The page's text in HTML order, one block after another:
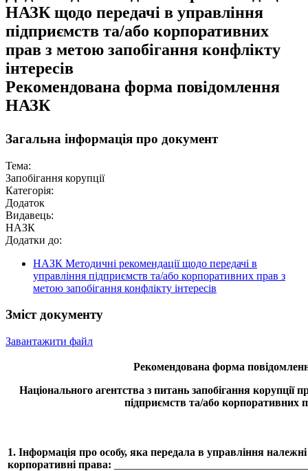
НАЗК щодо передачі в управління
підприємств та/або корпоративних
прав з метою запобігання конфлікту
інтересів
Рекомендована форма повідомлення
НАЗК
Загальна інформація про документ
Тема:
Запобігання корупції
Категорія:
Додаток
Видавець:
НАЗК
Додатки до:
НАЗК Методичні рекомендації щодо передачі в
управління підприємств та/або корпоративних прав з
метою запобігання конфлікту інтересів
Змiст документу
Завантажити файл
Рекомендована форма
Національного агентства з питань запобігання корупції
підприємств та/або корпоративних
1. Інформація про особу, яка передала в управління
корпоративні права: